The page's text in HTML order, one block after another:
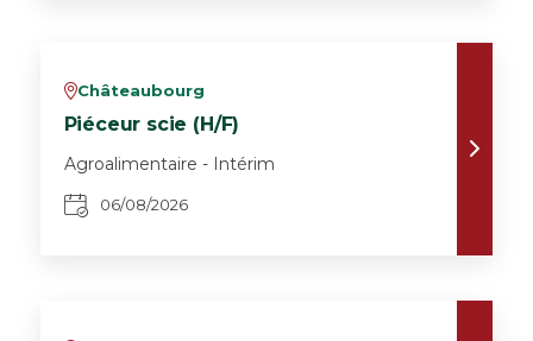
vChâteaubourg
Piéceur scie (H/F)
Agroalimentaire - Intérim
06/08/2026